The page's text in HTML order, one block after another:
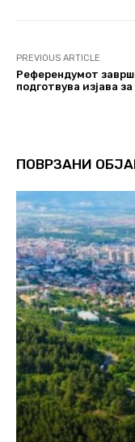
PREVIOUS ARTICLE
Референдумот
подготвува изјава
ПОВРЗАНИ